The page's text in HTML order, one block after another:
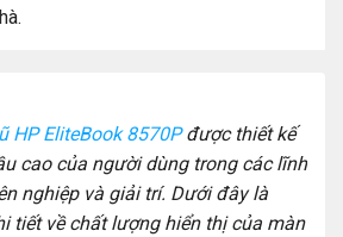
HP EliteBook 8570Pđược thiết kế
cao của người dùng trong các lĩnh
nghiệp và giải trí. Dưới đây là
tiết về chất lượng hiển thị của màn